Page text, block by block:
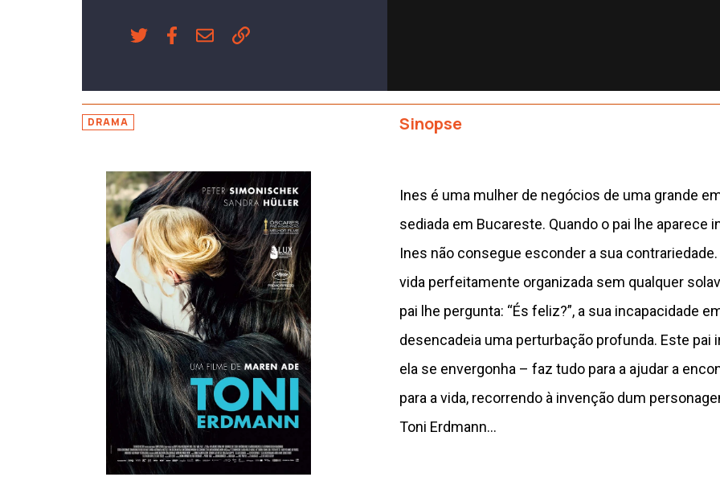
DRAMA Sinopse
Ines é uma mulher de negócios de uma grande
sediada em Bucareste. Quando o pai lhe aparece
Ines não consegue esconder a sua
vida perfeitamente organizada sem qualquer
pai lhe pergunta: “És feliz?”, a sua incapacidade
desencadeia uma perturbação profunda. Este pai
ela se envergonha – faz tudo para a ajudar a
para a vida, recorrendo à invenção dum
Toni Erdmann…